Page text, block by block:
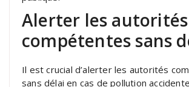
Alerter les autorités
compétentes sans
Il est crucial d’alerter les autorités
sans délai en cas de pollution